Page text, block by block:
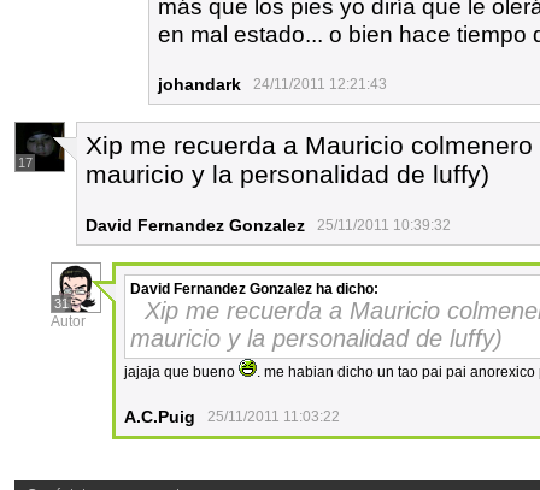
más que los pies yo diría que le
en mal estado... o bien hace tiempo
johandark 24/11/2011 12:21:43
17
Xip me recuerda a Mauricio
mauricio y la personalidad de luffy)
David Fernandez Gonzalez 25/11/2011 10:39:32
31
Autor
David Fernandez Gonzalez ha dicho:
Xip me recuerda a Mauricio
mauricio y la personalidad de luffy)
jajaja que bueno . me habian dicho un tao pai pai
A.C.Puig 25/11/2011 11:03:22